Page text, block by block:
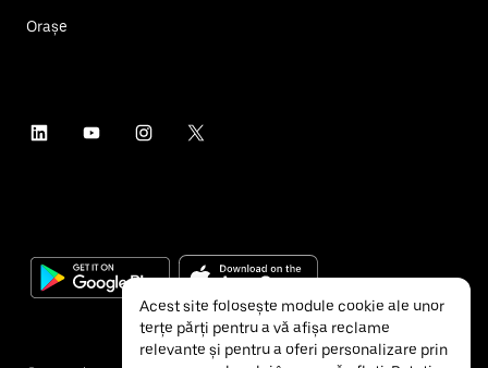
Orașe
Acest site folosește module cookie ale unor
terțe părți pentru a vă afișa reclame
relevante și pentru a oferi personalizare prin